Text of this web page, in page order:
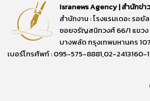
Isranews Agency | สำนักข่า
สำนักงาน : โรงแรมเดอะ รอยั
ซอยจรัญสนิทวงศ์ 66/1 แขว
บางพลัด กรุงเทพมหานคร
เบอร์โทรศัพท์ : 095-575-8881,02-2413160-1